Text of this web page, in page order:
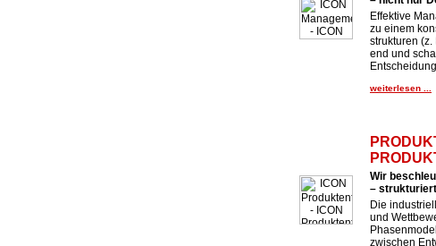
Effektive
zu einem
strukturen (z.
end und
weiterlesen ...
Wir
–
Die
und
zwischen